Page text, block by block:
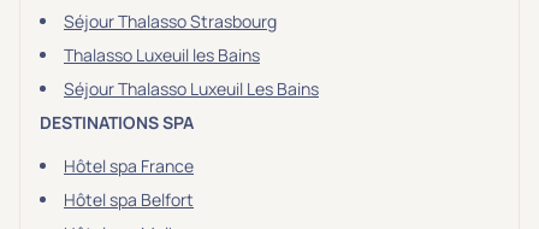
Séjour Thalasso Strasbourg
Thalasso Luxeuil les Bains
Séjour Thalasso Luxeuil Les Bains
DESTINATIONS SPA
Hôtel spa France
Hôtel spa Belfort